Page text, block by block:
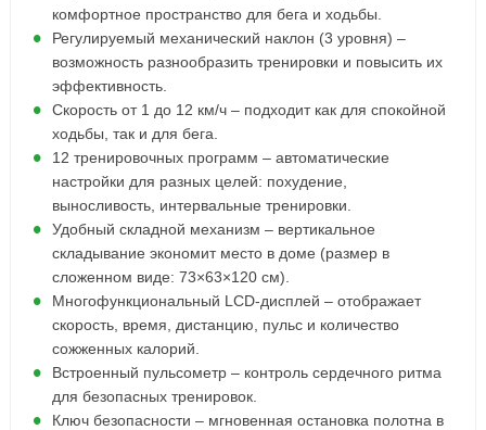
комфортное пространство для бега и ходьбы.
Регулируемый механический наклон (3 уровня) –
возможность разнообразить тренировки и повысить их
эффективность.
Скорость от 1 до 12 км/ч – подходит как для спокойной
ходьбы, так и для бега.
12 тренировочных программ – автоматические
настройки для разных целей: похудение,
выносливость, интервальные тренировки.
Удобный складной механизм – вертикальное
складывание экономит место в доме (размер в
сложенном виде: 73×63×120 см).
Многофункциональный LCD-дисплей – отображает
скорость, время, дистанцию, пульс и количество
сожженных калорий.
Встроенный пульсометр – контроль сердечного ритма
для безопасных тренировок.
Ключ безопасности – мгновенная остановка полотна в